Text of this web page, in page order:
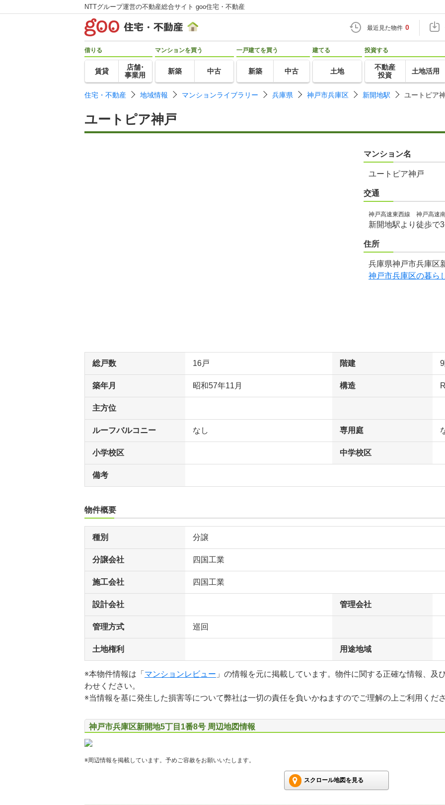
NTTグループ運営の不動産総合サイト goo住宅・不動産
最近見た物件 0
借りる
賃貸
店舗･
事業用
マンションを買う
新築 中古
一戸建てを買う
新築 中古
建てる
土地
投資する
不動産
投資
土地活用
住宅・不動産 地域情報 マンションライブラリー 兵庫県 神戸市兵庫区 新開地駅 ユートピア
ユートピア神戸
マンション名
ユートピア神戸
交通
神戸高速東西線 神戸高速
新開地駅より徒歩で
住所
兵庫県神戸市兵庫区
神戸市兵庫区の暮ら
総戸数 16戸 階建
築年月 昭和57年11月 構造
主方位
ルーフバルコニー なし 専用庭
小学校区 中学校区
備考
物件概要
種別 分譲
分譲会社 四国工業
施工会社 四国工業
設計会社 管理会社
管理方式 巡回
土地権利 用途地域
※本物件情報は「 マンションレビュー 」の情報を元に掲載しています。物件に関する正確な情報、及
わせください。
※当情報を基に発生した損害等について弊社は一切の責任を負いかねますのでご理解の上ご利用くださ
神戸市兵庫区新開地5丁目1番8号 周辺地図情報
※周辺情報を掲載しています。予めご容赦をお願いいたします。
スクロール地図を見る